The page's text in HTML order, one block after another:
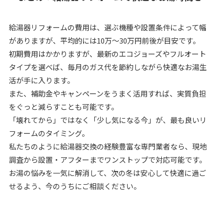
給湯器リフォームの費用は、選ぶ機種や設置条件によって幅
がありますが、平均的には10万〜30万円前後が目安です。
初期費用はかかりますが、最新のエコジョーズやフルオート
タイプを選べば、毎月のガス代を節約しながら快適なお湯生
活が手に入ります。
また、補助金やキャンペーンをうまく活用すれば、実質負担
をぐっと減らすことも可能です。
「壊れてから」ではなく「少し気になる今」が、最も良いリ
フォームのタイミング。
私たちのように給湯器交換の経験豊富な専門業者なら、現地
調査から設置・アフターまでワンストップで対応可能です。
お湯の悩みを一気に解消して、次の冬は安心して快適に過ご
せるよう、今のうちにご相談ください。